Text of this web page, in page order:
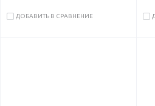
ДОБАВИТЬ В СРАВНЕНИЕ